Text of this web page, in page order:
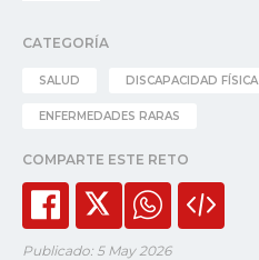
CATEGORÍA
SALUD DISCAPACIDAD FÍSICA
ENFERMEDADES RARAS
COMPARTE ESTE RETO
Publicado: 5 May 2026